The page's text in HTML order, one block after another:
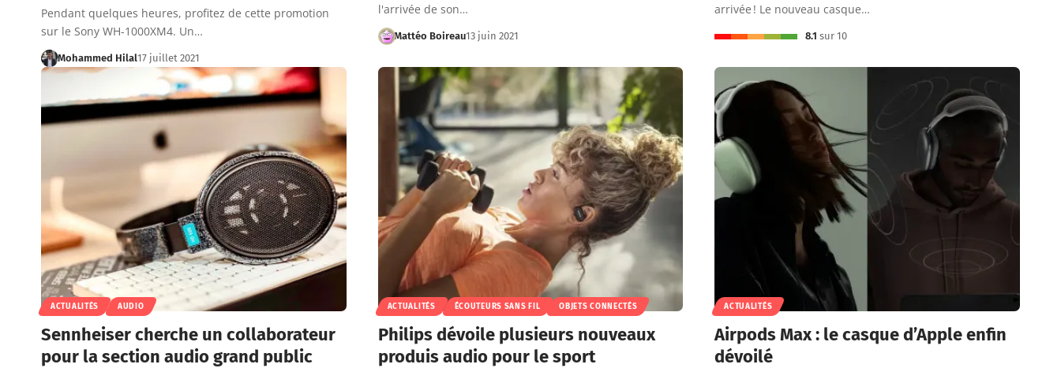
Pendant quelques heures, profitez de cette promotion
sur le Sony WH-1000XM4. Un…
Mohammed Hilal17 juillet 2021
l'arrivée de son…
Mattéo Boireau13 juin 2021
arrivée ! Le nouveau casque…
8.1 sur 10
ACTUALITÉS AUDIO
Sennheiser cherche un collaborateur
pour la section audio grand public
ACTUALITÉS ÉCOUTEURS SANS FIL OBJETS CONNECTÉS
Philips dévoile plusieurs nouveaux
produis audio pour le sport
ACTUALITÉS
Airpods Max : le casque d’Apple enfin
dévoilé